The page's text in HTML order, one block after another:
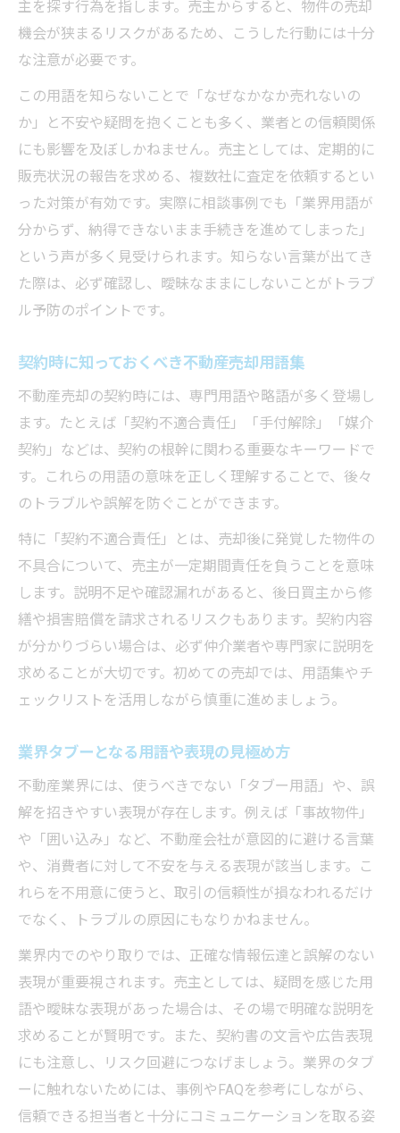
主を探す行為を指します。売主からすると、物件の売却
機会が狭まるリスクがあるため、こうした行動には十分
な注意が必要です。
この用語を知らないことで「なぜなかなか売れないの
か」と不安や疑問を抱くことも多く、業者との信頼関係
にも影響を及ぼしかねません。売主としては、定期的に
販売状況の報告を求める、複数社に査定を依頼するとい
った対策が有効です。実際に相談事例でも「業界用語が
分からず、納得できないまま手続きを進めてしまった」
という声が多く見受けられます。知らない言葉が出てき
た際は、必ず確認し、曖昧なままにしないことがトラブ
ル予防のポイントです。
契約時に知っておくべき不動産売却用語集
不動産売却の契約時には、専門用語や略語が多く登場し
ます。たとえば「契約不適合責任」「手付解除」「媒介
契約」などは、契約の根幹に関わる重要なキーワードで
す。これらの用語の意味を正しく理解することで、後々
のトラブルや誤解を防ぐことができます。
特に「契約不適合責任」とは、売却後に発覚した物件の
不具合について、売主が一定期間責任を負うことを意味
します。説明不足や確認漏れがあると、後日買主から修
繕や損害賠償を請求されるリスクもあります。契約内容
が分かりづらい場合は、必ず仲介業者や専門家に説明を
求めることが大切です。初めての売却では、用語集やチ
ェックリストを活用しながら慎重に進めましょう。
業界タブーとなる用語や表現の見極め方
不動産業界には、使うべきでない「タブー用語」や、誤
解を招きやすい表現が存在します。例えば「事故物件」
や「囲い込み」など、不動産会社が意図的に避ける言葉
や、消費者に対して不安を与える表現が該当します。こ
れらを不用意に使うと、取引の信頼性が損なわれるだけ
でなく、トラブルの原因にもなりかねません。
業界内でのやり取りでは、正確な情報伝達と誤解のない
表現が重要視されます。売主としては、疑問を感じた用
語や曖昧な表現があった場合は、その場で明確な説明を
求めることが賢明です。また、契約書の文言や広告表現
にも注意し、リスク回避につなげましょう。業界のタブ
ーに触れないためには、事例やFAQを参考にしながら、
信頼できる担当者と十分にコミュニケーションを取る姿